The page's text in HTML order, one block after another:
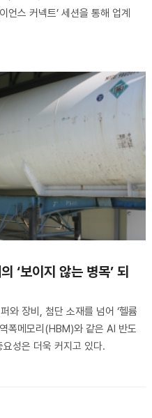
언스 커넥트’ 세션을 통해 업계
‘보이지 않는 병목’ 되
와 장비, 첨단 소재를 넘어 ‘헬륨
폭메모리(HBM)와 같은 AI 반도
성은 더욱 커지고 있다.